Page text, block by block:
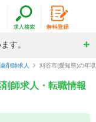
す。
剤師求人 刈谷市(愛知県)の年
師求人・転職情報